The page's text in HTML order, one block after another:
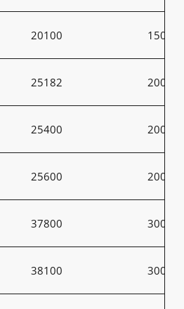
20100 150
25182 200
25400 200
25600 200
37800 300
38100 300